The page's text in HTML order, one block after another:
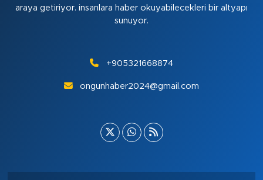
araya getiriyor. insanlara haber okuyabilecekleri bir altyapı
sunuyor.
+905321668874
ongunhaber2024@gmail.com